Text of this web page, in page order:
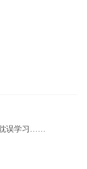
耽误学习……